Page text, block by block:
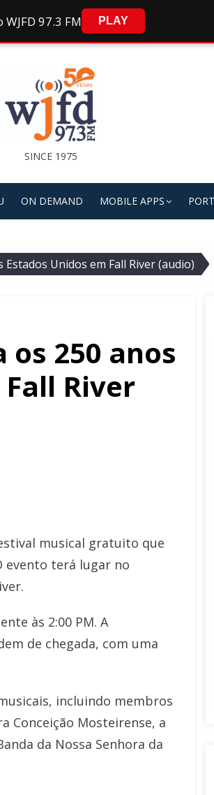
WJFD 97.3 FM PLAY
SINCE 1975
ON DEMAND MOBILE APPS
Unidos em Fall River (audio)
250 anos
River
musical gratuito que
evento terá lugar no
às 2:00 PM. A
de chegada, com uma
incluindo membros
Conceição Mosteirense, a
da Nossa Senhora da